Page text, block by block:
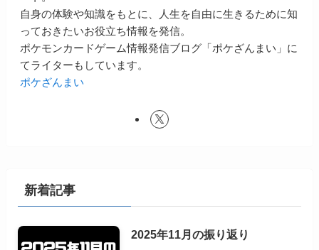
自身の体験や知識をもとに、人生を自由に生きるために知
っておきたいお役立ち情報を発信。
ポケモンカードゲーム情報発信ブログ「ポケざんまい」に
てライターもしています。
ポケざんまい
新着記事
2025年11月の振り返り